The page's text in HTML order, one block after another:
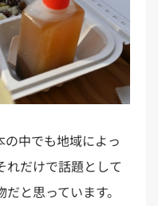
中でも地域によっ
れだけで話題として
と思っています。